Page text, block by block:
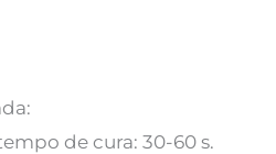
de cura: 30-60 s.